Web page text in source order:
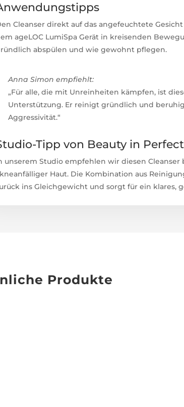
Cleanser direkt auf das angefeuchtete
ageLOC LumiSpa Gerät in kreisenden
abspülen und wie gewohnt pflegen.
Anna Simon empfiehlt:
„Für alle, die mit Unreinheiten kämpfen, ist
Unterstützung. Er reinigt gründlich und
Aggressivität.“
Tipp von Beauty in
unserem Studio empfehlen wir diesen
Haut. Die Kombination aus
ins Gleichgewicht und sorgt für ein klares,
Produkte